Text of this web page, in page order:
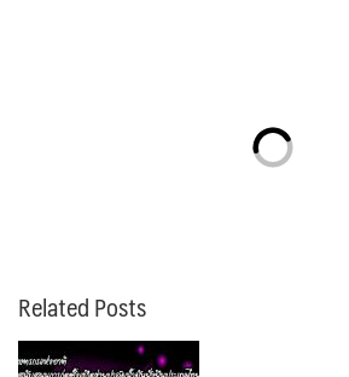
Related Posts